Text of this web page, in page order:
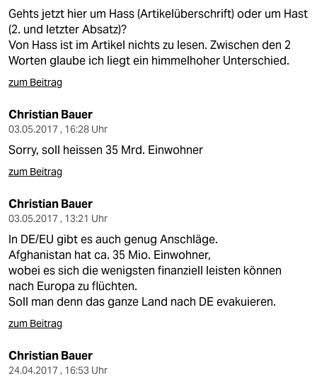
Gehts jetzt hier um Hass (Artikelüberschrift) oder um Hast
(2. und letzter Absatz)?
Von Hass ist im Artikel nichts zu lesen. Zwischen den 2
Worten glaube ich liegt ein himmelhoher Unterschied.
zum Beitrag
Christian Bauer
03.05.2017 , 16:28 Uhr
Sorry, soll heissen 35 Mrd. Einwohner
zum Beitrag
Christian Bauer
03.05.2017 , 13:21 Uhr
In DE/EU gibt es auch genug Anschläge.
Afghanistan hat ca. 35 Mio. Einwohner,
wobei es sich die wenigsten finanziell leisten können
nach Europa zu flüchten.
Soll man denn das ganze Land nach DE evakuieren.
zum Beitrag
Christian Bauer
24.04.2017 , 16:53 Uhr